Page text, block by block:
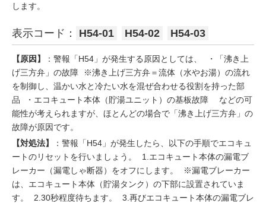
します。
表示コード： H54-01 H54-02 H54-03
【原因】
：警報「H54」が発生する原因としては、 ・「沸き上
げ三方弁」の故障 ※沸き上げ三方弁＝流体（水やお湯）の流れ
を制御し、温かい水と冷たい水を混ぜ合わせる役割を持った部
品 ・エコキュート本体（貯湯ユニット）の基板故障 などの可
能性が考えられますが、ほとんどの場合で「沸き上げ三方弁」の
故障が原因です。
【対処法】
：警報「H54」が発生したら、以下の手順でエコキュ
ートのリセットを行いましょう。 1.エコキュート本体の漏電ブ
レーカー（漏電しゃ断器）をオフにします。 ※漏電ブレーカー
は、エコキュート本体（貯湯タンク）の下部に設置されていま
す。 2.30秒程度待ちます。 3.再びエコキュート本体の漏電ブレ